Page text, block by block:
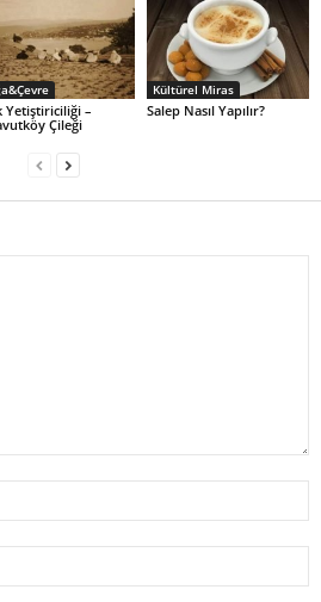
Yetiştiriciliği –
Çileği
Kültürel Miras
Salep Nasıl Yapılır?